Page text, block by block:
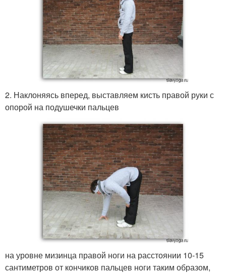
2. Наклоняясь вперед, выставляем кисть правой руки с
опорой на подушечки пальцев
на уровне мизинца правой ноги на расстоянии 10-15
сантиметров от кончиков пальцев ноги таким образом,